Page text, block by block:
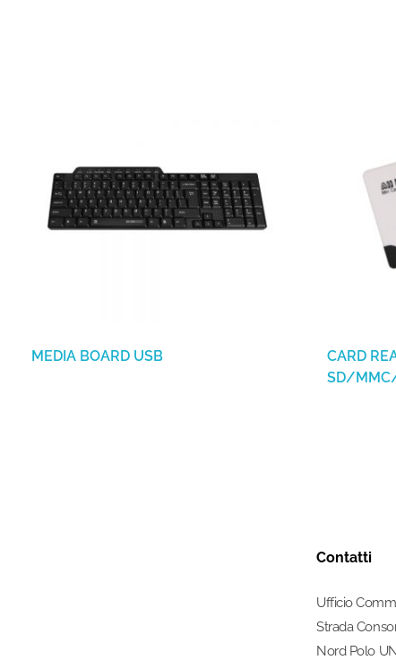
MEDIA BOARD USB
CARD
SD/
Contatti
Ufficio
Strada
Nord Polo